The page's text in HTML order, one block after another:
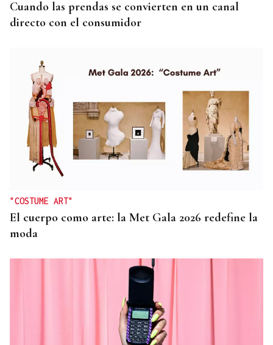
Cuando las prendas se convierten en un canal
directo con el consumidor
"COSTUME ART"
El cuerpo como arte: la Met Gala 2026 redefine la
moda